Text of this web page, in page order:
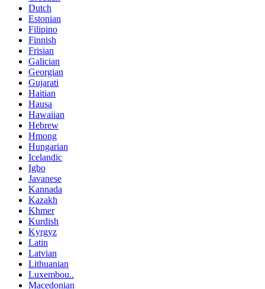
Dutch
Estonian
Filipino
Finnish
Frisian
Galician
Georgian
Gujarati
Haitian
Hausa
Hawaiian
Hebrew
Hmong
Hungarian
Icelandic
Igbo
Javanese
Kannada
Kazakh
Khmer
Kurdish
Kyrgyz
Latin
Latvian
Lithuanian
Luxembou..
Macedonian